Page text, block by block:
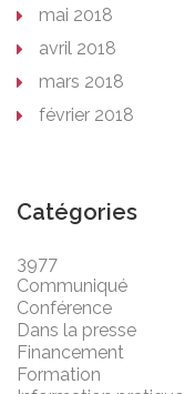
mai 2018
avril 2018
mars 2018
février 2018
Catégories
3977
Communiqué
Conférence
Dans la presse
Financement
Formation